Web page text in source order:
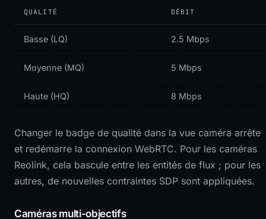
QUALITÉ DÉBIT
Basse (LQ) 2.5 Mbps
Moyenne (MQ) 5 Mbps
Haute (HQ) 8 Mbps
Changer le badge de qualité dans la vue caméra arrête
et redémarre la connexion WebRTC. Pour les caméras
Reolink, cela bascule entre les entités de flux ; pour les
autres, de nouvelles contraintes SDP sont appliquées.
Caméras multi-objectifs